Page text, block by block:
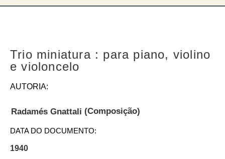
Trio miniatura : para piano, violino
e violoncelo
AUTORIA:
Radamés Gnattali (Composição)
DATA DO DOCUMENTO:
1940